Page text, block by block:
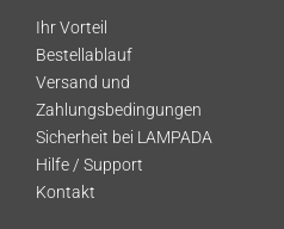
Ihr Vorteil
Bestellablauf
Versand und
Zahlungsbedingungen
Sicherheit bei LAMPADA
Hilfe / Support
Kontakt